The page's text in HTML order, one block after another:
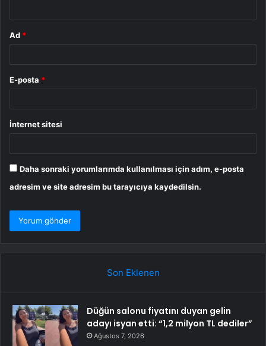
Ad *
E-posta *
İnternet sitesi
Daha sonraki yorumlarımda kullanılması için adım, e-posta
adresim ve site adresim bu tarayıcıya kaydedilsin.
Son Eklenen
Düğün salonu fiyatını duyan gelin
adayı isyan etti: “1,2 milyon TL dediler”
Ağustos 7, 2026